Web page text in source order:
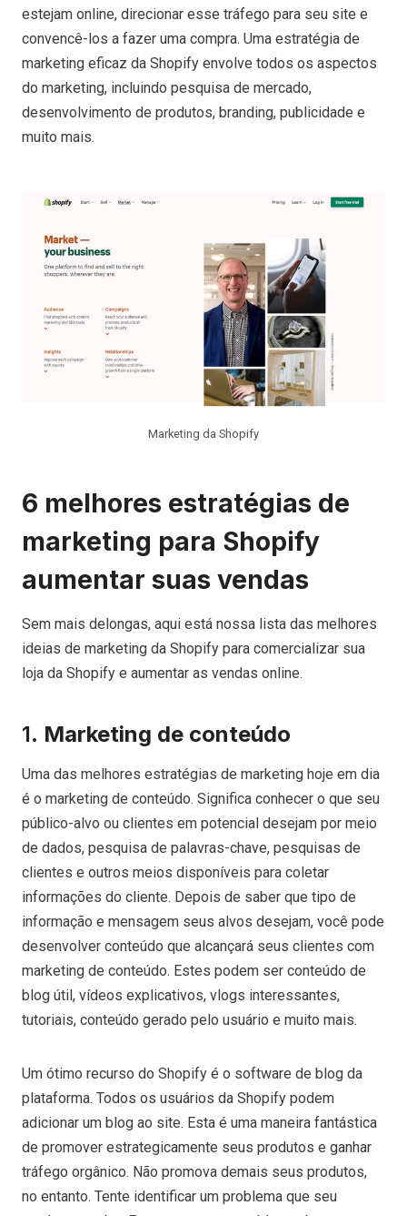
estejam online, direcionar esse tráfego para seu site e
convencê-los a fazer uma compra. Uma estratégia de
marketing eficaz da Shopify envolve todos os aspectos
do marketing, incluindo pesquisa de mercado,
desenvolvimento de produtos, branding, publicidade e
muito mais.
Marketing da Shopify
6 melhores estratégias de
marketing para Shopify
aumentar suas vendas
Sem mais delongas, aqui está nossa lista das melhores
ideias de marketing da Shopify para comercializar sua
loja da Shopify e aumentar as vendas online.
1. Marketing de conteúdo
Uma das melhores estratégias de marketing hoje em dia
é o marketing de conteúdo. Significa conhecer o que seu
público-alvo ou clientes em potencial desejam por meio
de dados, pesquisa de palavras-chave, pesquisas de
clientes e outros meios disponíveis para coletar
informações do cliente. Depois de saber que tipo de
informação e mensagem seus alvos desejam, você pode
desenvolver conteúdo que alcançará seus clientes com
marketing de conteúdo. Estes podem ser conteúdo de
blog útil, vídeos explicativos, vlogs interessantes,
tutoriais, conteúdo gerado pelo usuário e muito mais.
Um ótimo recurso do Shopify é o software de blog da
plataforma. Todos os usuários da Shopify podem
adicionar um blog ao site. Esta é uma maneira fantástica
de promover estrategicamente seus produtos e ganhar
tráfego orgânico. Não promova demais seus produtos,
no entanto. Tente identificar um problema que seu